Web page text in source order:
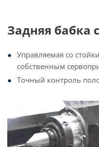
Задняя бабка
Управляемая со
собственным
Точный контроль